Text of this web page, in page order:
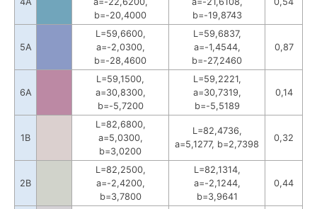
b=-20,4000
b=-19,8743
5A
L=59,6600,
a=-2,0300,
b=-28,4600
L=59,6837,
a=-1,4544,
b=-27,2460
0,87
6A
L=59,1500,
a=30,8300,
b=-5,7200
L=59,2221,
a=30,7319,
b=-5,5189
0,14
1B
L=82,6800,
a=5,0300,
b=3,0200
L=82,4736,
a=5,1277, b=2,7398
0,32
2B
L=82,2500,
a=-2,4200,
b=3,7800
L=82,1314,
a=-2,1244,
b=3,9641
0,44